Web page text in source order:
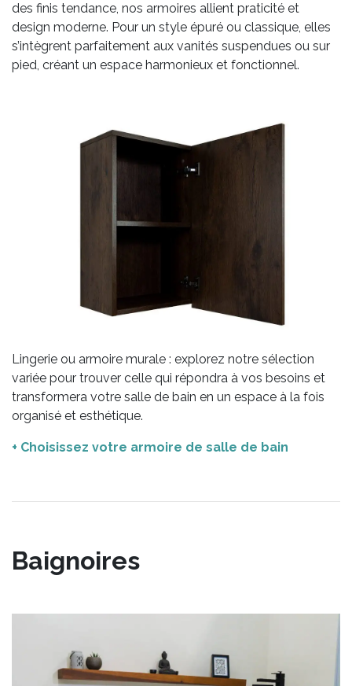
des finis tendance, nos armoires allient praticité et
design moderne. Pour un style épuré ou classique, elles
s’intègrent parfaitement aux vanités suspendues ou sur
pied, créant un espace harmonieux et fonctionnel.
Lingerie ou armoire murale : explorez notre sélection
variée pour trouver celle qui répondra à vos besoins et
transformera votre salle de bain en un espace à la fois
organisé et esthétique.
+ Choisissez votre armoire de salle de bain
Baignoires